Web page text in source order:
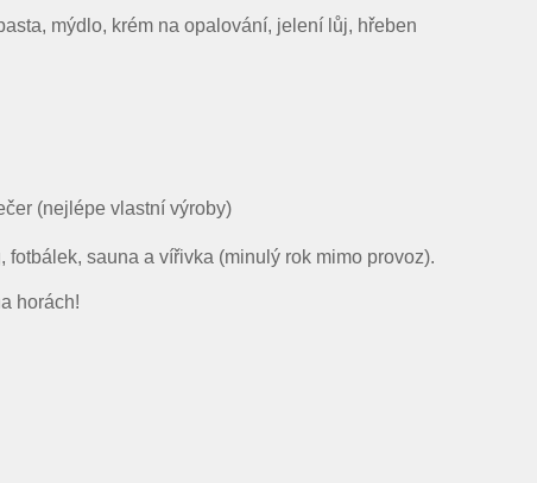
mýdlo, krém na opalování, jelení lůj, hřeben
(nejlépe vlastní výroby)
sauna a vířivka (minulý rok mimo provoz).
horách!
2025